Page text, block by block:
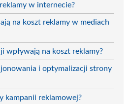
w internecie?
na koszt reklamy w mediach
wpływają na koszt reklamy?
i optymalizacji strony
kampanii reklamowej?